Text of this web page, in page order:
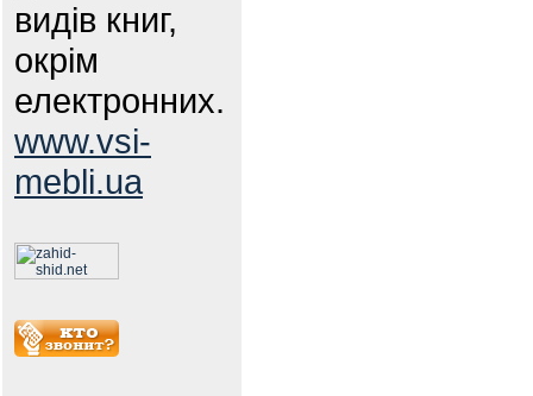
видів книг,
окрім
електронних.
www.vsi-
mebli.ua